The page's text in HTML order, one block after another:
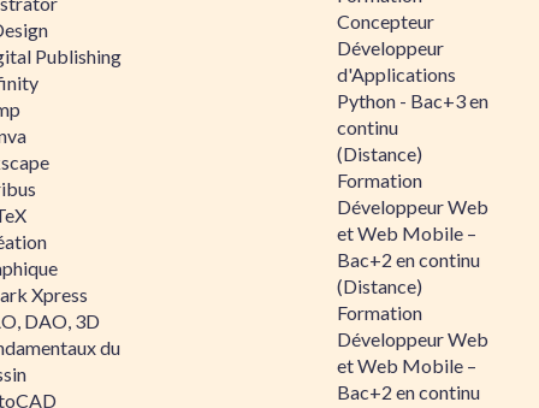
Publishing
Xpress
DAO, 3D
du
Concepteur
Développeur
d'Applications
Python - Bac+3 en
continu
(Distance)
Formation
Développeur Web
et Web Mobile –
Bac+2 en continu
(Distance)
Formation
Développeur Web
et Web Mobile –
Bac+2 en continu